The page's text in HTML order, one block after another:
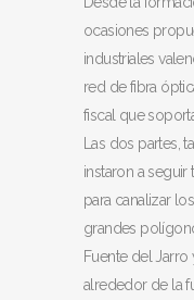
ocasiones
industriales
red de fibra
fiscal que
Las dos partes,
instaron a seguir
para canalizar
grandes
Fuente del Jarro
alrededor de la